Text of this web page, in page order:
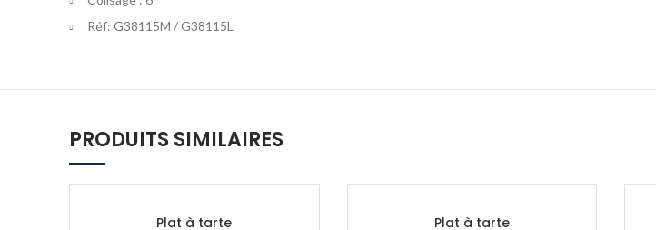
Réf: G38115M / G38115L
PRODUITS SIMILAIRES
Plat à tarte Plat à tarte